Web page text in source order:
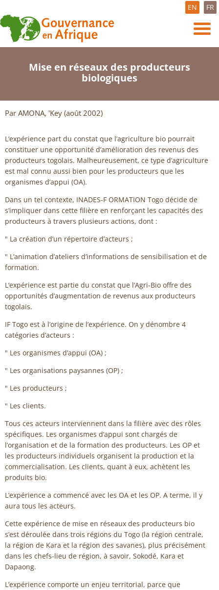
EN FR
Mise en réseaux des producteurs
biologiques
Par AMONA, 'Key (août 2002)
L’expérience part du constat que l’agriculture bio pourrait
constituer une opportunité d’amélioration des revenus des
producteurs togolais. Malheureusement, ce type d’agriculture
est mal connu aussi bien pour les producteurs que les
organismes d’appui (OA).
Dans un tel contexte, INADES-F ORMATION Togo décide de
s’impliquer dans cette filière en renforçant les capacités des
producteurs à travers plusieurs actions, dont :
" La création d’un répertoire d’acteurs ;
" L’animation d’ateliers d’informations de sensibilisation et de
formation.
L’expérience est partie du constat que l’Agri-Bio offre des
opportunités d’augmentation de revenus aux producteurs
togolais.
IF Togo est à l’origine de l’expérience. On y dénombre 4
catégories d’acteurs :
" Les organismes d’appui (OA) ;
" Les organisations paysannes (OP) ;
" Les producteurs ;
" Les clients.
Tous ces acteurs interviennent dans la filière avec des rôles
spécifiques. Les organismes d’appui sont chargés de
l’organisation et de la formation des producteurs. Les OP et
les producteurs individuels organisent la production et la
commercialisation. Les clients, quant à eux, achètent les
produits bio.
L’expérience a commencé avec les OA et les OP. A terme, il y
aura tous les acteurs.
Cette expérience de mise en réseaux des producteurs bio
s’est déroulée dans trois régions du Togo (la région centrale,
la région de Kara et la région des savanes), plus précisément
dans les chefs-lieu de région, à savoir, Sokodé, Kara et
Dapaong.
L’expérience comporte un enjeu territorial, parce que